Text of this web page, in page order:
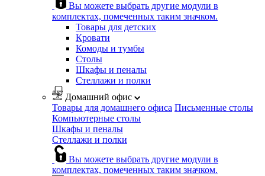
Вы можете выбрать другие модули в
комплектах, помеченных таким значком.
Товары для детских
Кровати
Комоды и тумбы
Столы
Шкафы и пеналы
Стеллажи и полки
Домашний офис
Товары для домашнего офиса Письменные столы
Компьютерные столы
Шкафы и пеналы
Стеллажи и полки
Вы можете выбрать другие модули в
комплектах, помеченных таким значком.